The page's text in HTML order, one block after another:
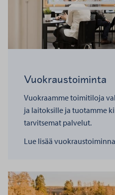
Vuokraustoiminta
Vuokraamme toimitiloja
ja laitoksille ja tuotamme
tarvitsemat palvelut.
Lue lisää kohteesta
Lue lisää